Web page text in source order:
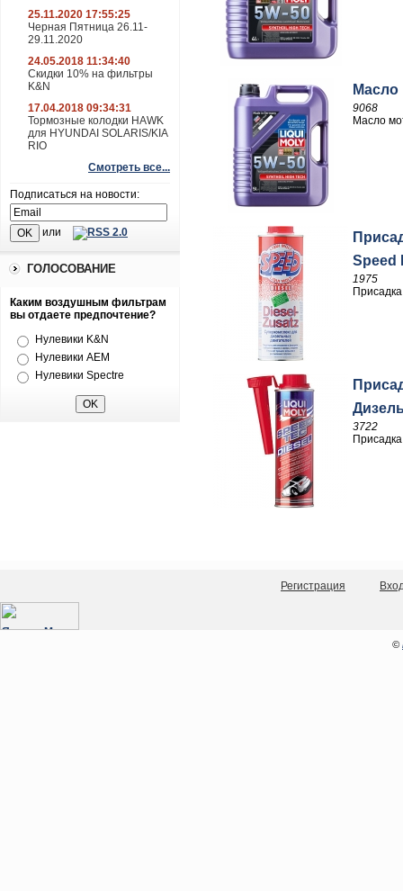
25.11.2020 17:55:25
Черная Пятница 26.11-
29.11.2020
24.05.2018 11:34:40
Скидки 10% на фильтры
K&N
17.04.2018 09:34:31
Тормозные колодки HAWK
для HYUNDAI SOLARIS/KIA
RIO
Смотреть все...
Подписаться на новости:
или
ГОЛОСОВАНИЕ
Каким воздушным фильтрам
вы отдаете предпочтение?
Нулевики K&N
Нулевики AEM
Нулевики Spectre
Масло
9068
Масло
Speed
1975
3722
Регистрация
©